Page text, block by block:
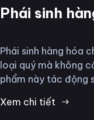
Phái sinh
Phái sinh hàng hóa
loại quý mà không
phẩm này tác động
Xem chi tiết